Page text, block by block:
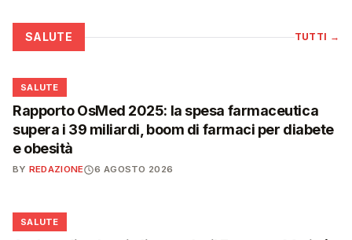
SALUTE TUTTI →
❤️
SALUTE
Rapporto OsMed 2025: la spesa farmaceutica
supera i 39 miliardi, boom di farmaci per diabete
e obesità
BY REDAZIONE 6 AGOSTO 2026
❤️
SALUTE